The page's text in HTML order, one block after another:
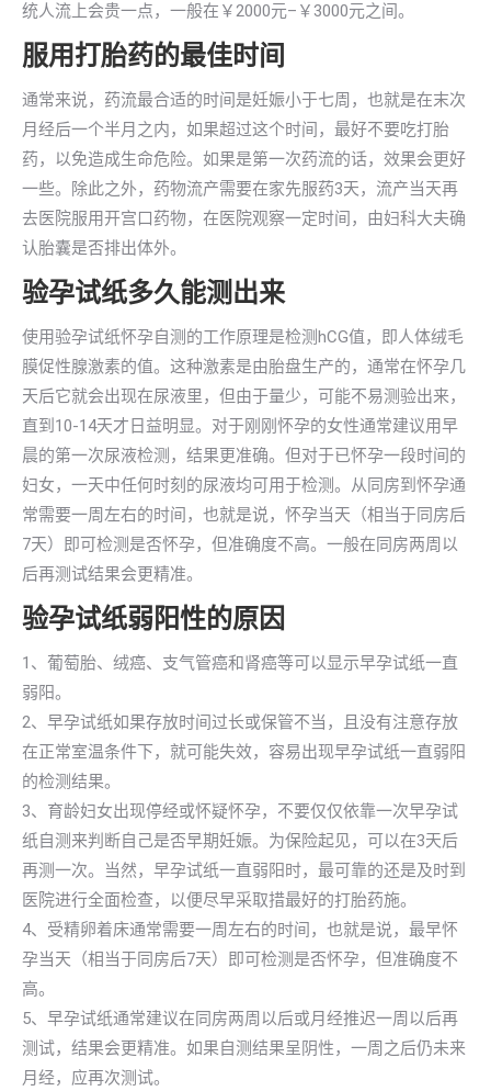
统人流上会贵一点，一般在￥2000元–￥3000元之间。
服用打胎药的最佳时间
通常来说，药流最合适的时间是妊娠小于七周，也就是在末次
月经后一个半月之内，如果超过这个时间，最好不要吃打胎
药，以免造成生命危险。如果是第一次药流的话，效果会更好
一些。除此之外，药物流产需要在家先服药3天，流产当天再
去医院服用开宫口药物，在医院观察一定时间，由妇科大夫确
认胎囊是否排出体外。
验孕试纸多久能测出来
使用验孕试纸怀孕自测的工作原理是检测hCG值，即人体绒毛
膜促性腺激素的值。这种激素是由胎盘生产的，通常在怀孕几
天后它就会出现在尿液里，但由于量少，可能不易测验出来，
直到10-14天才日益明显。对于刚刚怀孕的女性通常建议用早
晨的第一次尿液检测，结果更准确。但对于已怀孕一段时间的
妇女，一天中任何时刻的尿液均可用于检测。从同房到怀孕通
常需要一周左右的时间，也就是说，怀孕当天（相当于同房后
7天）即可检测是否怀孕，但准确度不高。一般在同房两周以
后再测试结果会更精准。
验孕试纸弱阳性的原因
1、葡萄胎、绒癌、支气管癌和肾癌等可以显示早孕试纸一直
弱阳。
2、早孕试纸如果存放时间过长或保管不当，且没有注意存放
在正常室温条件下，就可能失效，容易出现早孕试纸一直弱阳
的检测结果。
3、育龄妇女出现停经或怀疑怀孕，不要仅仅依靠一次早孕试
纸自测来判断自己是否早期妊娠。为保险起见，可以在3天后
再测一次。当然，早孕试纸一直弱阳时，最可靠的还是及时到
医院进行全面检查，以便尽早采取措最好的打胎药施。
4、受精卵着床通常需要一周左右的时间，也就是说，最早怀
孕当天（相当于同房后7天）即可检测是否怀孕，但准确度不
高。
5、早孕试纸通常建议在同房两周以后或月经推迟一周以后再
测试，结果会更精准。如果自测结果呈阴性，一周之后仍未来
月经，应再次测试。